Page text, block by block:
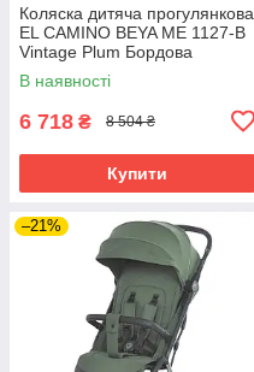
Коляска дитяча прогулянкова
EL CAMINO BEYA ME 1127-B
Vintage Plum Бордова
В наявності
6 718 ₴ 8 504 ₴
Купити
–21%